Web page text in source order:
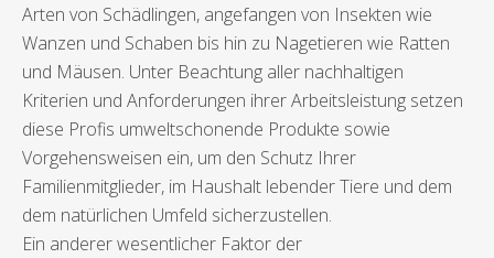
Arten von Schädlingen, angefangen von Insekten wie
Wanzen und Schaben bis hin zu Nagetieren wie Ratten
und Mäusen. Unter Beachtung aller nachhaltigen
Kriterien und Anforderungen ihrer Arbeitsleistung setzen
diese Profis umweltschonende Produkte sowie
Vorgehensweisen ein, um den Schutz Ihrer
Familienmitglieder, im Haushalt lebender Tiere und dem
dem natürlichen Umfeld sicherzustellen.
Ein anderer wesentlicher Faktor der